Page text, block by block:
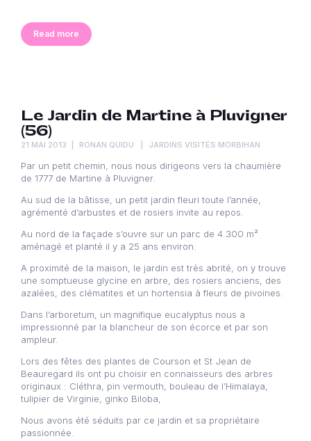
Read more
Le Jardin de Martine à Pluvigner
(56)
21 MAI 2013 RONAN QUIDU JARDINS VISITÉS MORBIHAN
Par un petit chemin, nous nous dirigeons vers la chaumière
de 1777 de Martine à Pluvigner.
Au sud de la bâtisse, un petit jardin fleuri toute l’année,
agrémenté d’arbustes et de rosiers invite au repos.
Au nord de la façade s’ouvre sur un parc de 4.300 m²
aménagé et planté il y a 25 ans environ.
A proximité de la maison, le jardin est très abrité, on y trouve
une somptueuse glycine en arbre, des rosiers anciens, des
azalées, des clématites et un hortensia à fleurs de pivoines.
Dans l’arboretum, un magnifique eucalyptus nous a
impressionné par la blancheur de son écorce et par son
ampleur.
Lors des fêtes des plantes de Courson et St Jean de
Beauregard ils ont pu choisir en connaisseurs des arbres
originaux : Cléthra, pin vermouth, bouleau de l’Himalaya,
tulipier de Virginie, ginko Biloba,
Nous avons été séduits par ce jardin et sa propriétaire
passionnée.